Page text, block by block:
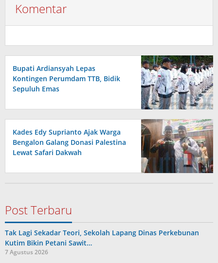
Komentar
Bupati Ardiansyah Lepas
Kontingen Perumdam TTB, Bidik
Sepuluh Emas
Kades Edy Suprianto Ajak Warga
Bengalon Galang Donasi Palestina
Lewat Safari Dakwah
Post Terbaru
Tak Lagi Sekadar Teori, Sekolah Lapang Dinas Perkebunan
Kutim Bikin Petani Sawit…
7 Agustus 2026